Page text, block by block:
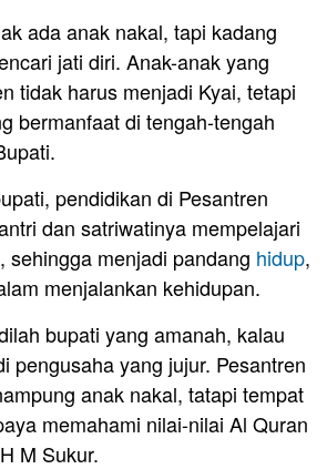
ada anak nakal, tapi kadang
jati diri. Anak-anak yang
tidak harus menjadi Kyai, tetapi
bermanfaat di tengah-tengah
pendidikan di Pesantren
dan satriwatinya mempelajari
, sehingga menjadi pandang hidup,
menjalankan kehidupan.
bupati yang amanah, kalau
pengusaha yang jujur. Pesantren
anak nakal, tatapi tempat
memahami nilai-nilai Al Quran
M Sukur.